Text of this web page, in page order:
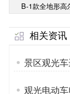
B-1款全地形高
相关资讯
景区观光
车了「专菱
观光电动